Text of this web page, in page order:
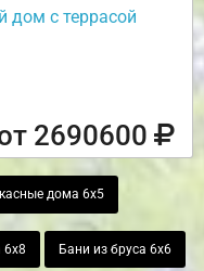
с террасой
2690600
дома 6х5
6х8 Бани из бруса 6х6